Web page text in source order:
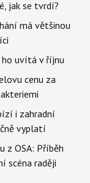
jak se tvrdí?
má většinou
ho uvítá v říjnu
cenu za
i zahradní
vyplatí
z OSA: Příběh
scéna raději